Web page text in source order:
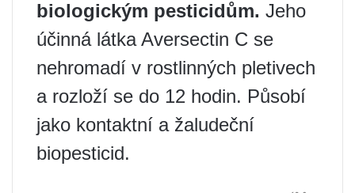
biologickým pesticidům. Jeho
účinná látka Aversectin C se
nehromadí v rostlinných pletivech
a rozloží se do 12 hodin. Působí
jako kontaktní a žaludeční
biopesticid.